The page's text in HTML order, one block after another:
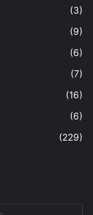
(3)
(9)
(6)
(7)
(16)
(6)
(229)